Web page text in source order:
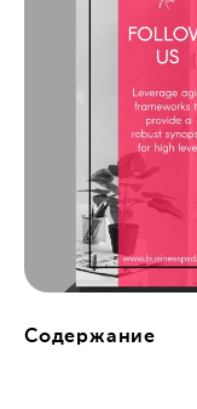
Содержание